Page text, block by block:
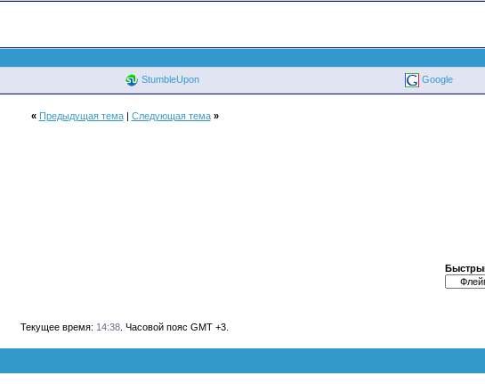
StumbleUpon Google
« Предыдущая тема| Следующая тема »
Текущее время: 14:38 . Часовой пояс GMT +3.